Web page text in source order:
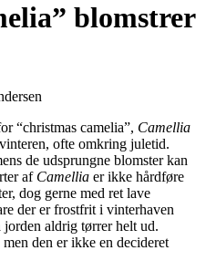
blomstrer
“christmas camelia”, Camellia
ofte omkring juletid.
de udsprungne blomster kan
af Camellia er ikke hårdføre
dog gerne med ret lave
der er frostfrit i vinterhaven
jorden aldrig tørrer helt ud.
den er ikke en decideret